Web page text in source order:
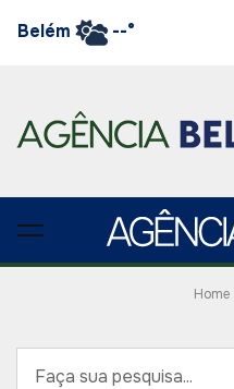
Belém --°
Home